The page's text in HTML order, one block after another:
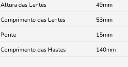
Altura das Lentes
49
Comprimento das Lentes
53
Ponte
15
Comprimento das Hastes
140